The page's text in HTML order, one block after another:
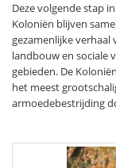
Deze volgende stap
Koloniën blijven
gezamenlijke
landbouw en sociale
gebieden. De
het meest
armoedebestrijding